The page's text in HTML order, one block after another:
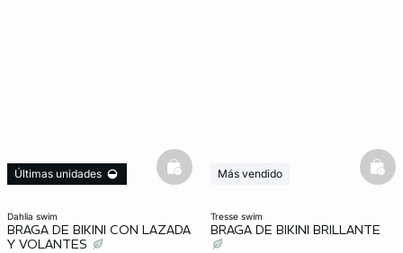
dahlia swim
BRAGA DE BIKINI CON LAZADA
Y VOLANTES
Últimas unidades
basketfull
tresse swim
BRAGA DE BIKINI BRILLANTE
Más vendido
3x2 REBAJAS